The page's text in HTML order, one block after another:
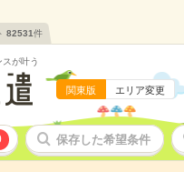
82531件
が叶う
関東版 エリア変更
保存した希望条件